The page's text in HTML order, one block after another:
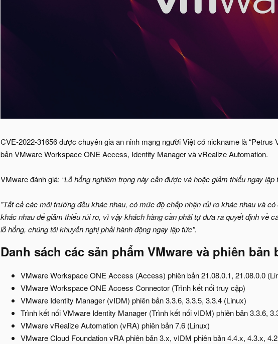
CVE-2022-31656 được chuyên gia an ninh mạng người Việt có nickname là
bản VMware Workspace ONE Access, Identity Manager và vRealize Automation.
VMware đánh giá: “Lỗ hổng nghiêm trọng này cần được vá hoặc giảm thiểu ngay
"Tất cả các môi trường đều khác nhau, có mức độ chấp nhận rủi ro khác nhau và
khác nhau để giảm thiểu rủi ro, vì vậy khách hàng cần phải tự đưa ra quyết định về
lỗ hổng, chúng tôi khuyến nghị phải hành động ngay lập tức".
Danh sách các sản phẩm VMware và phiên
VMware Workspace ONE Access (Access) phiên bản 21.08.0.1, 21.08.0.0
VMware Workspace ONE Access Connector (Trình kết nối truy cập)
VMware Identity Manager (vIDM) phiên bản 3.3.6, 3.3.5, 3.3.4 (Linux)
Trình kết nối VMware Identity Manager (Trình kết nối vIDM) phiên bản 3.3.6,
VMware vRealize Automation (vRA) phiên bản 7.6 (Linux)
VMware Cloud Foundation vRA phiên bản 3.x, vIDM phiên bản 4.4.x, 4.3.x,